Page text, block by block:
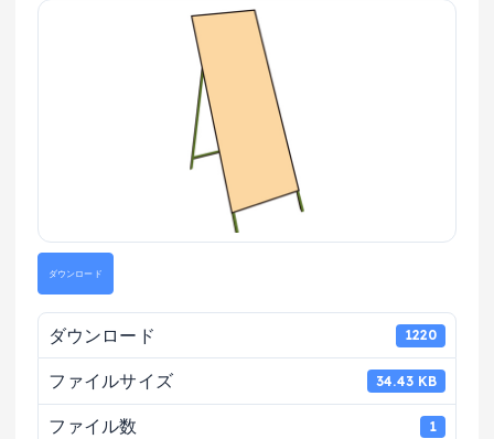
ダウンロード
ダウンロード 1220
ファイルサイズ 34.43 KB
ファイル数 1